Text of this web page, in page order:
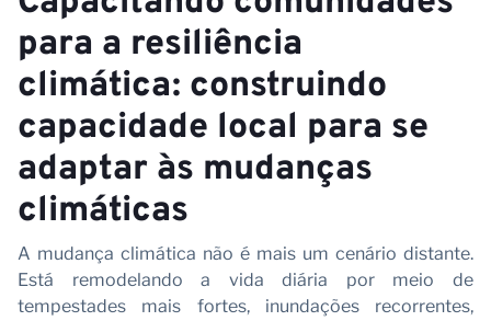
para a resiliência
climática: construindo
capacidade local para se
adaptar às mudanças
climáticas
A mudança climática não é mais um cenário distante.
Está remodelando a vida diária por meio de
tempestades mais fortes, inundações recorrentes,